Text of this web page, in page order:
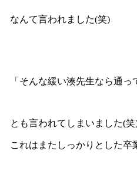
なんて言われました(笑)
「そんな緩い湊先生なら通っ
とも言われてしまいました(笑
これはまたしっかりとした卒